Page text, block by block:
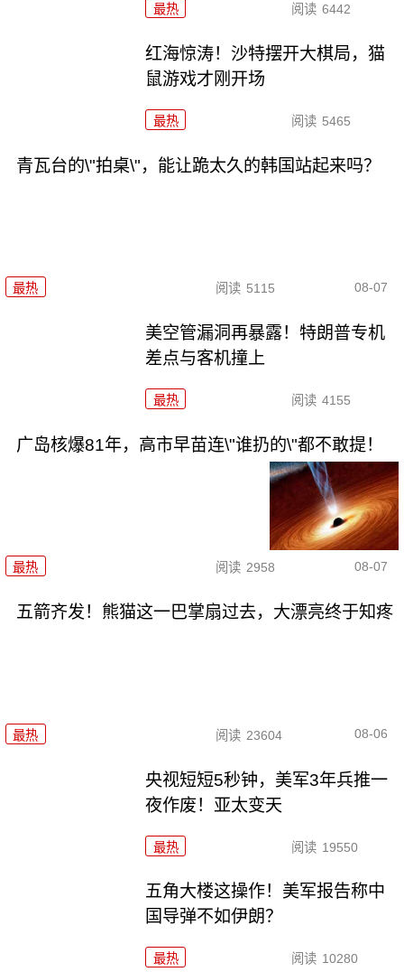
最热 阅读 6442
红海惊涛！沙特摆开大棋局，猫
鼠游戏才刚开场
最热 阅读 5465
青瓦台的\"拍桌\"，能让跪太久的韩国站起来吗？
最热 阅读 5115 08-07
美空管漏洞再暴露！特朗普专机
差点与客机撞上
最热 阅读 4155
广岛核爆81年，高市早苗连\"谁扔的\"都不敢提！
最热 阅读 2958 08-07
五箭齐发！熊猫这一巴掌扇过去，大漂亮终于知疼
最热 阅读 23604 08-06
央视短短5秒钟，美军3年兵推一
夜作废！亚太变天
最热 阅读 19550
五角大楼这操作！美军报告称中
国导弹不如伊朗？
最热 阅读 10280